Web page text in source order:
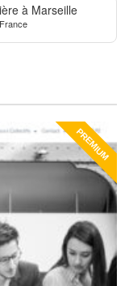
à Marseille
PREMIUM